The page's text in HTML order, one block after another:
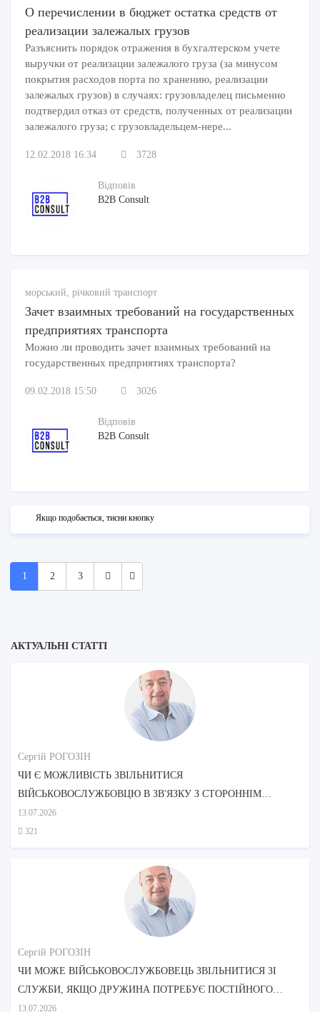
АКТУАЛЬНІ СТАТТІ
Сергій РОГОЗІН
ЧИ Є МОЖЛИВІСТЬ ЗВІЛЬНИТИСЯ
ВІЙСЬКОВОСЛУЖБОВЦЮ В ЗВ'ЯЗКУ З СТОРОННІМ
ДОГЛЯДОМ МАТЕРІ?
13.07.2026
321
Сергій РОГОЗІН
ЧИ МОЖЕ ВІЙСЬКОВОСЛУЖБОВЕЦЬ ЗВІЛЬНИТИСЯ ЗІ
СЛУЖБИ, ЯКЩО ДРУЖИНА ПОТРЕБУЄ ПОСТІЙНОГО
ДОГЛЯДУ?
13.07.2026
О перечислении в бюджет остатка средств от
реализации залежалых грузов
Разъяснить порядок отражения в бухгалтерском учете
выручки от реализации залежалого груза (за минусом
покрытия расходов порта по хранению, реализации
залежалых грузов) в случаях: грузовладелец письменно
подтвердил отказ от средств, полученных от реализации
залежалого груза; с грузовладельцем-нере...
12.02.2018 16:34 3728
Відповів
B2B Consult
морський, річковий транспорт
Зачет взаимных требований на государственных
предприятиях транспорта
Можно ли проводить зачет взаимных требований на
государственных предприятиях транспорта?
09.02.2018 15:50 3026
Відповів
B2B Consult
Якщо подобається, тисни кнопку
1 2 3